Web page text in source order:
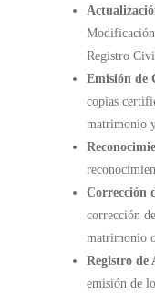
Modificación
Registro
Emisión de
copias
matrimonio
Corrección
corrección
matrimonio
Registro de
emisión de